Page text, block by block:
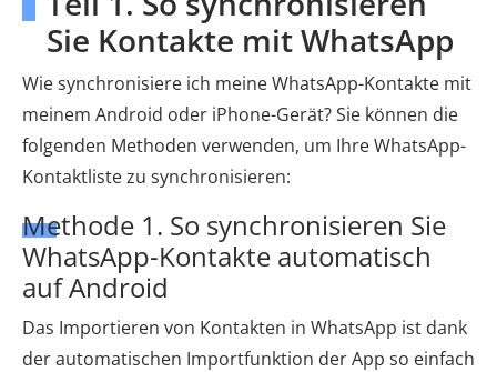
Sie Kontakte mit WhatsApp
Wie synchronisiere ich meine WhatsApp-Kontakte mit
meinem Android oder iPhone-Gerät? Sie können die
folgenden Methoden verwenden, um Ihre WhatsApp-
Kontaktliste zu synchronisieren:
Methode 1. So synchronisieren Sie
WhatsApp-Kontakte automatisch
auf Android
Das Importieren von Kontakten in WhatsApp ist dank
der automatischen Importfunktion der App so einfach